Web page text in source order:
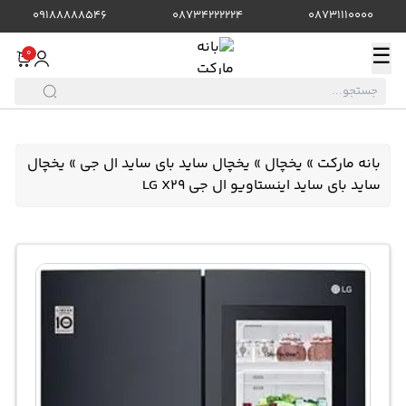
08731110000
08734222224
09188888546
☰
0
بانه مارکت » یخچال » یخچال ساید بای ساید ال جی » یخچال
ساید بای ساید اینستاویو ال جی LG X29